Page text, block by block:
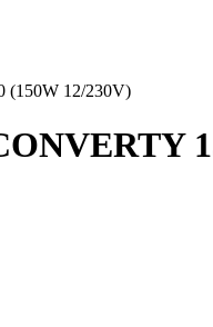
(150W 12/230V)